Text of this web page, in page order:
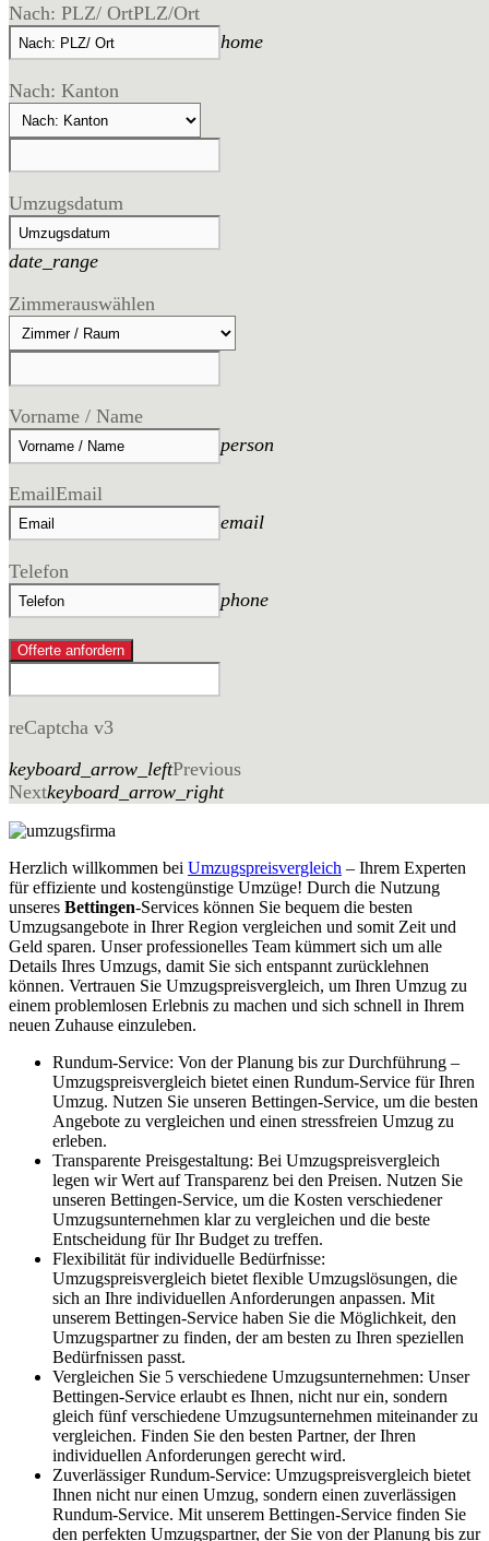
Nach: PLZ/ OrtPLZ/Ort
home
Nach: Kanton
Umzugsdatum
date_range
Zimmerauswählen
Vorname / Name
person
EmailEmail
email
Telefon
phone
Offerte anfordern
reCaptcha v3
keyboard_arrow_leftPrevious
Nextkeyboard_arrow_right
Herzlich willkommen bei Umzugspreisvergleich – Ihrem Experten
für effiziente und kostengünstige Umzüge! Durch die Nutzung
unseres Bettingen-Services können Sie bequem die besten
Umzugsangebote in Ihrer Region vergleichen und somit Zeit und
Geld sparen. Unser professionelles Team kümmert sich um alle
Details Ihres Umzugs, damit Sie sich entspannt zurücklehnen
können. Vertrauen Sie Umzugspreisvergleich, um Ihren Umzug zu
einem problemlosen Erlebnis zu machen und sich schnell in Ihrem
neuen Zuhause einzuleben.
Rundum-Service: Von der Planung bis zur Durchführung –
Umzugspreisvergleich bietet einen Rundum-Service für Ihren
Umzug. Nutzen Sie unseren Bettingen-Service, um die besten
Angebote zu vergleichen und einen stressfreien Umzug zu
erleben.
Transparente Preisgestaltung: Bei Umzugspreisvergleich
legen wir Wert auf Transparenz bei den Preisen. Nutzen Sie
unseren Bettingen-Service, um die Kosten verschiedener
Umzugsunternehmen klar zu vergleichen und die beste
Entscheidung für Ihr Budget zu treffen.
Flexibilität für individuelle Bedürfnisse:
Umzugspreisvergleich bietet flexible Umzugslösungen, die
sich an Ihre individuellen Anforderungen anpassen. Mit
unserem Bettingen-Service haben Sie die Möglichkeit, den
Umzugspartner zu finden, der am besten zu Ihren speziellen
Bedürfnissen passt.
Vergleichen Sie 5 verschiedene Umzugsunternehmen: Unser
Bettingen-Service erlaubt es Ihnen, nicht nur ein, sondern
gleich fünf verschiedene Umzugsunternehmen miteinander zu
vergleichen. Finden Sie den besten Partner, der Ihren
individuellen Anforderungen gerecht wird.
Zuverlässiger Rundum-Service: Umzugspreisvergleich bietet
Ihnen nicht nur einen Umzug, sondern einen zuverlässigen
Rundum-Service. Mit unserem Bettingen-Service finden Sie
den perfekten Umzugspartner, der Sie von der Planung bis zur